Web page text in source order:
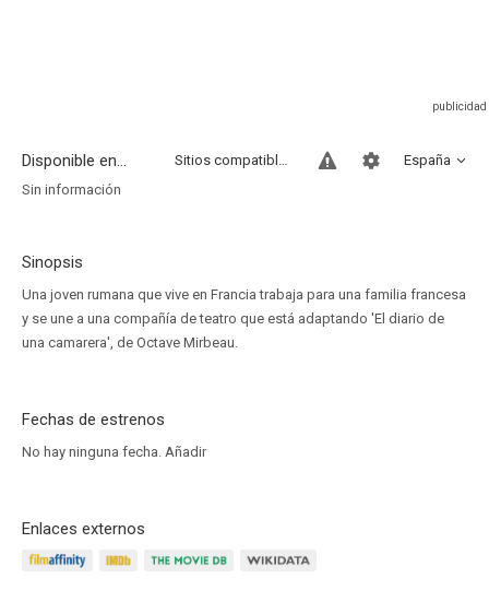
Disponible en... España
Sitios compatibles
Sin información
Sinopsis
Una joven rumana que vive en Francia trabaja para una familia francesa
y se une a una compañía de teatro que está adaptando 'El diario de
una camarera', de Octave Mirbeau.
Fechas de estrenos
No hay ninguna fecha. Añadir
Enlaces externos